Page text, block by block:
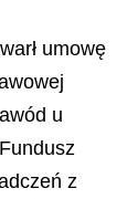
umowę
u
z